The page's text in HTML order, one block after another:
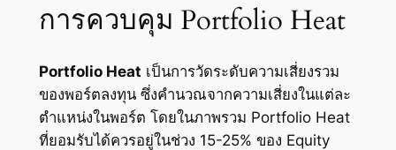
การควบคุม Portfolio Heat
Portfolio Heat เป็นการวัดระดับความเสี่ยงรวม
ของพอร์ตลงทุน ซึ่งคำนวณจากความเสี่ยงในแต่ละ
ตำแหน่งในพอร์ต โดยในภาพรวม Portfolio Heat
ที่ยอมรับได้ควรอยู่ในช่วง 15-25% ของ Equity